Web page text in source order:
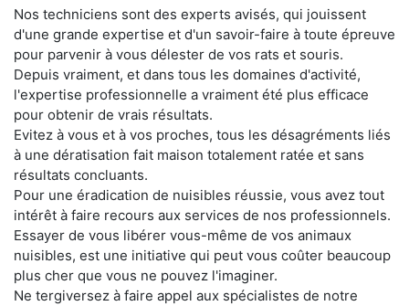
Nos techniciens sont des experts avisés, qui jouissent
d'une grande expertise et d'un savoir-faire à toute épreuve
pour parvenir à vous délester de vos rats et souris.
Depuis vraiment, et dans tous les domaines d'activité,
l'expertise professionnelle a vraiment été plus efficace
pour obtenir de vrais résultats.
Evitez à vous et à vos proches, tous les désagréments liés
à une dératisation fait maison totalement ratée et sans
résultats concluants.
Pour une éradication de nuisibles réussie, vous avez tout
intérêt à faire recours aux services de nos professionnels.
Essayer de vous libérer vous-même de vos animaux
nuisibles, est une initiative qui peut vous coûter beaucoup
plus cher que vous ne pouvez l'imaginer.
Ne tergiversez à faire appel aux spécialistes de notre